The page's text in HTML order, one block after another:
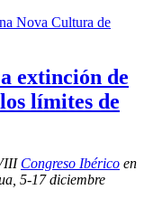
Nova Cultura de
extinción de
límites de
Congreso Ibérico en
5-17 diciembre